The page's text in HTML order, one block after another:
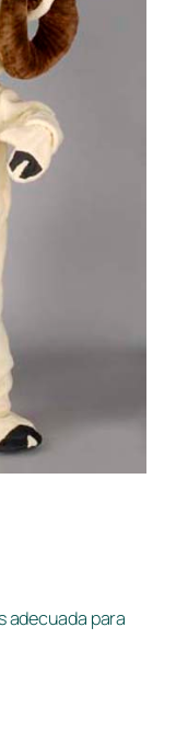
adecuada para